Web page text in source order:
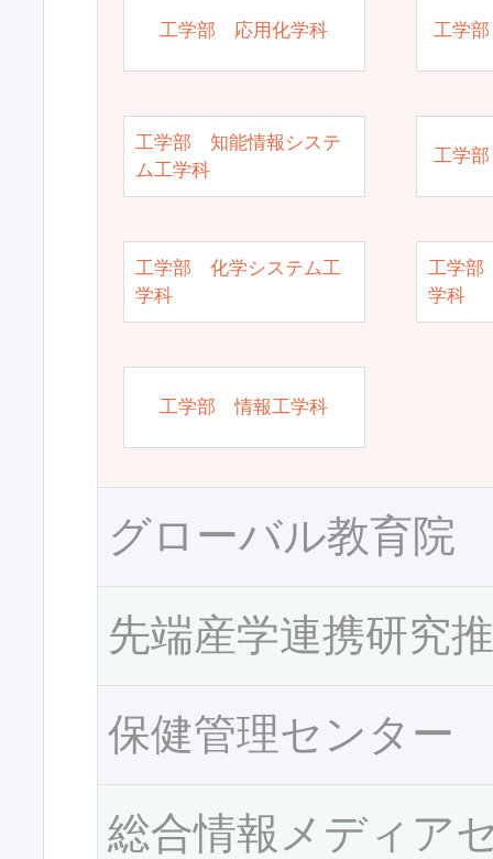
工学部 応用化学科 工学
工学部 知能情報システ
ム工学科
工学
工学部 化学システム工
学科
工学部
学科
工学部 情報工学科
グローバル教育院
先端産学連携研究
保健管理センター
総合情報メディア